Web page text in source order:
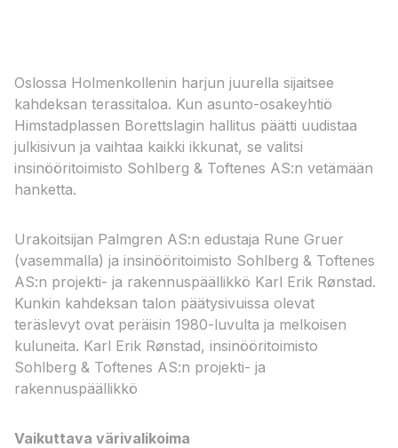
Oslossa Holmenkollenin harjun juurella sijaitsee
kahdeksan terassitaloa. Kun asunto-osakeyhtiö
Himstadplassen Borettslagin hallitus päätti uudistaa
julkisivun ja vaihtaa kaikki ikkunat, se valitsi
insinööritoimisto Sohlberg & Toftenes AS:n vetämään
hanketta.
Urakoitsijan Palmgren AS:n edustaja Rune Gruer
(vasemmalla) ja insinööritoimisto Sohlberg & Toftenes
AS:n projekti- ja rakennuspäällikkö Karl Erik Rønstad.
Kunkin kahdeksan talon päätysivuissa olevat
teräslevyt ovat peräisin 1980-luvulta ja melkoisen
kuluneita.​ Karl Erik Rønstad, insinööritoimisto
Sohlberg & Toftenes AS:n projekti- ja
rakennuspäällikkö​
Vaikuttava värivalikoima